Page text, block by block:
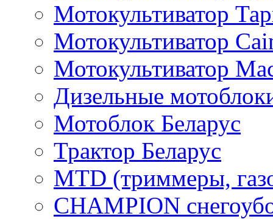
Мотокультиватор
Мотокультиватор
Мотокультиватор
Дизельные
Мотоблок Беларус
Трактор Беларус
MTD (триммеры,
CHAMPION